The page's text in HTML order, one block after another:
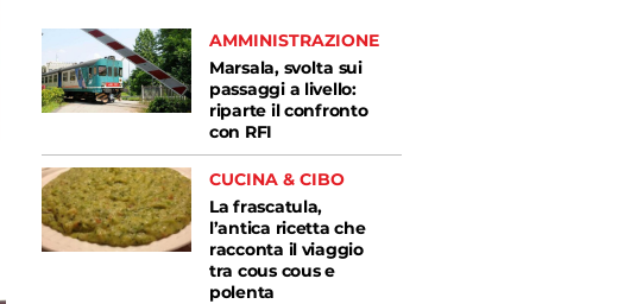
AMMINISTRAZIONE
Marsala, svolta sui
passaggi a livello:
riparte il confronto
con RFI
CUCINA & CIBO
La frascatula,
l’antica ricetta che
racconta il viaggio
tra cous cous e
polenta